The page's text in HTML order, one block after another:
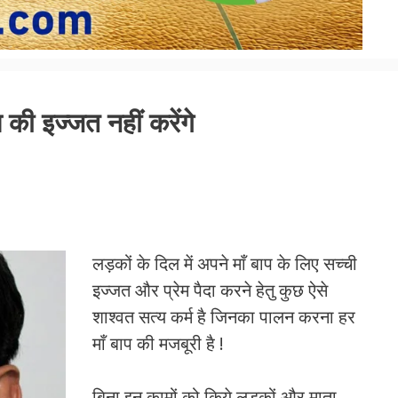
इज्जत नहीं करेंगे
लड़कों के दिल में अपने माँ बाप के लिए सच्ची
इज्जत और प्रेम पैदा करने हेतु कुछ ऐसे
शाश्वत सत्य कर्म है जिनका पालन करना हर
माँ बाप की मजबूरी है !